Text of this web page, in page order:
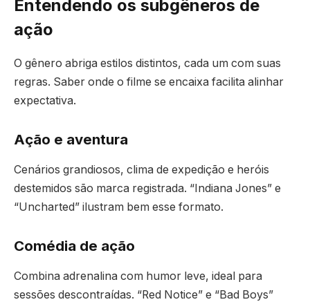
Entendendo os subgêneros de
ação
O gênero abriga estilos distintos, cada um com suas
regras. Saber onde o filme se encaixa facilita alinhar
expectativa.
Ação e aventura
Cenários grandiosos, clima de expedição e heróis
destemidos são marca registrada. “Indiana Jones” e
“Uncharted” ilustram bem esse formato.
Comédia de ação
Combina adrenalina com humor leve, ideal para
sessões descontraídas. “Red Notice” e “Bad Boys”